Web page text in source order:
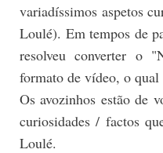
variadíssimos aspetos
Loulé). Em tempos de
resolveu converter o
formato de vídeo, o qual
Os avozinhos estão de
curiosidades / factos
Loulé.